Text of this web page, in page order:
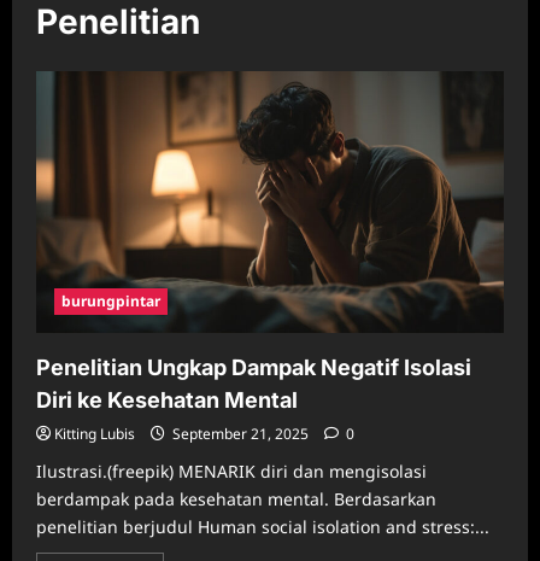
Penelitian
burungpintar
Penelitian Ungkap Dampak Negatif Isolasi
Diri ke Kesehatan Mental
Kitting Lubis September 21, 2025 0
Ilustrasi.(freepik) MENARIK diri dan mengisolasi
berdampak pada kesehatan mental. Berdasarkan
penelitian berjudul Human social isolation and stress:...